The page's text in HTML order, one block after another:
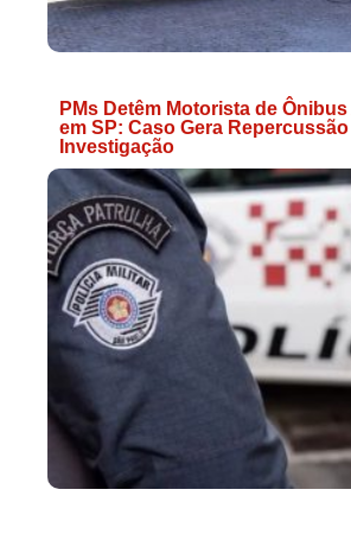
PMs Detêm Motorista de
em SP: Caso Gera
Investigação